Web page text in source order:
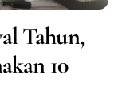
Tahun,
10